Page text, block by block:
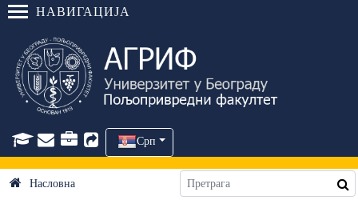
НАВИГАЦИЈА
Срп
Насловна